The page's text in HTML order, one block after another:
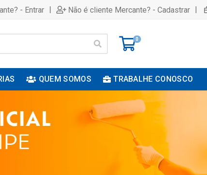
- Entrar | Não é cliente Mercante? - Cadastrar |
0
QUEM SOMOS TRABALHE CONOSCO